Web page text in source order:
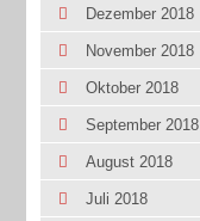
Dezember 2018
November 2018
Oktober 2018
September 2018
August 2018
Juli 2018